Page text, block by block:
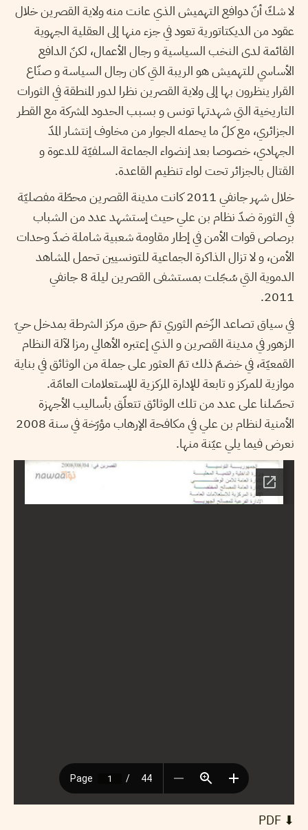
لا شكّ أنّ دوافع التهميش الذي عانت منه ولاية القصرين خلال
عقود من الديكتاتورية تعود في جزء منها إلى العقلية الجهوية
القائمة لدى النخب السياسية و رجال الأعمال، لكنّ الدافع
الأساسي للتهميش هو الريبة التي كان رجال السياسة و صنّاع
القرار ينظرون بها إلى ولاية القصرين نظرا لدور المنطقة في الثورات
التاريخية التي شهدتها تونس و بسبب الحدود المشركة مع القطر
الجزائري، مع كلّ ما يحمله الجوار من مخاوف إنتشار المدّ
الجهادي، خصوصا بعد إنضواء الجماعة السلفيّة للدعوة و
القتال بالجزائر تحت لواء تنظيم القاعدة.
خلال شهر جانفي 2011 كانت مدينة القصرين محطّة مفصليّة
في الثورة ضدّ نظام بن علي حيث إستشهد عدد من الشباب
برصاص قوات الأمن في إطار مقاومة شعبية شاملة ضدّ وحدات
الأمن، و لا تزال الذاكرة الجماعية للتونسيين تحمل المشاهد
الدموية التي سُجّلت بمستشفى القصرين ليلة 8 جانفي
2011.
في سياق تصاعد الزّخم الثوري تمّ حرق مركز الشرطة بمدخل حيّ
الزهور في مدينة القصرين و الذي إعتبره الأهالي رمزا لآلة النظام
القمعيّة، في خضمّ ذلك تمّ العثور على جملة من الوثائق في بناية
موازية للمركز و تابعة للإدارة المركزية للإستعلامات العامّة.
تحصّلنا على عدد من تلك الوثائق تتعلّق بأساليب الأجهزة
الأمنية لنظام بن علي في مكافحة الإرهاب مؤرّخة في سنة 2008
نعرض فيما يلي عيّنة منها.
⬇︎ PDF